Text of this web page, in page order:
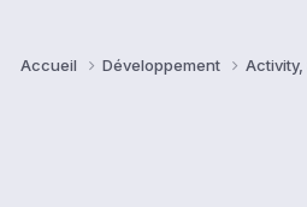
Accueil Développement Activity,